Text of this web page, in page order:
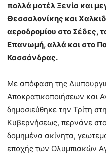
πολλά μοτέλ Ξενία και
Θεσσαλονίκης και
αεροδρομίου στο Σέδες,
Επανωμή, αλλά και στο
Κασσάνδρας.
Με απόφαση της
Αποκρατικοποιήσεων και
δημοσιεύθηκε την Τρίτη
Κυβερνήσεως, περνάνε
δομημένα ακίνητα,
εποχής των Ολυμπιακών